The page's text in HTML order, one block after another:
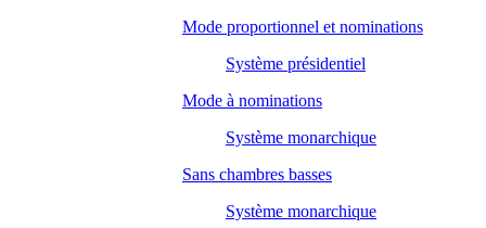
Mode proportionnel et nominations
Système présidentiel
Mode à nominations
Système monarchique
Sans chambres basses
Système monarchique